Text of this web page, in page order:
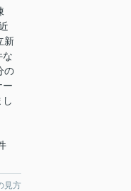
新
な
の
ー
見方